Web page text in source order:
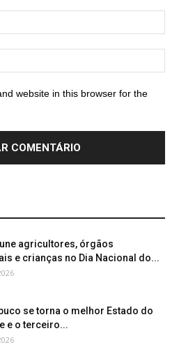
website in this browser for the
agricultores, órgãos
e crianças no Dia Nacional do...
se torna o melhor Estado do
e o terceiro...